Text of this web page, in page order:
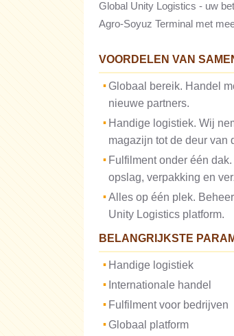
Global Unity Logistics - uw
Agro-Soyuz Terminal met
VOORDELEN VAN
Globaal bereik. Handel
nieuwe partners.
Handige logistiek. Wij
magazijn tot de deur van
Fulfilment onder één
opslag, verpakking en
Alles op één plek.
Unity Logistics platform.
BELANGRIJKSTE
Handige logistiek
Internationale handel
Fulfilment voor bedrijven
Globaal platform